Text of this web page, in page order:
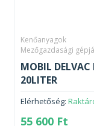
Kenőanyagok
Mezőgazdasági
MOBIL DELVAC
20LITER
Elérhetőség:
55 600 Ft